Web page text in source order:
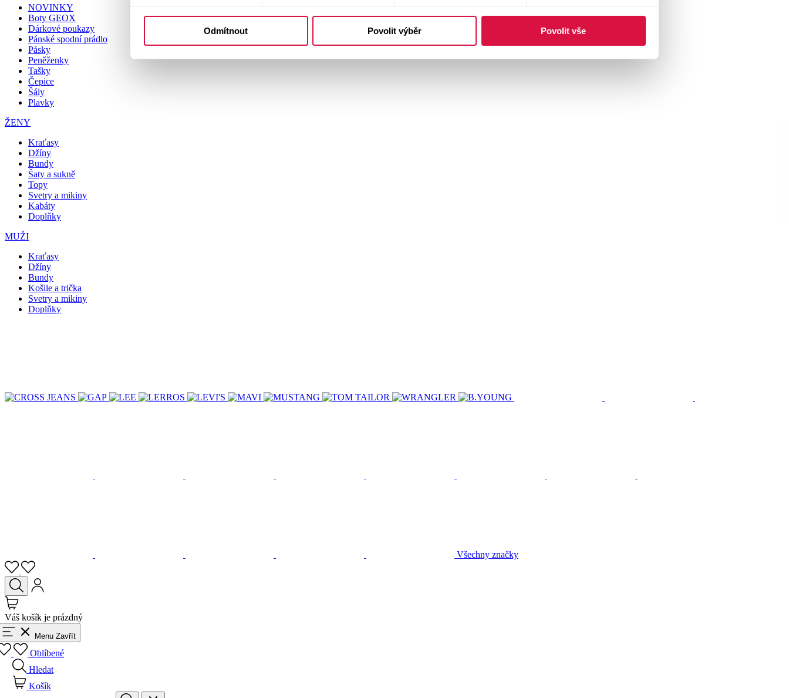
Odmítnout Povolit výběr Povolit vše
NOVINKY
Boty GEOX
Dárkové poukazy
Pánské spodní prádlo
Pásky
Peněženky
Tašky
Čepice
Šály
Plavky
ŽENY
Kraťasy
Džíny
Bundy
Šaty a sukně
Topy
Svetry a mikiny
Kabáty
Doplňky
MUŽI
Kraťasy
Džíny
Bundy
Košile a trička
Svetry a mikiny
Doplňky
Všechny značky
Váš košík je prázdný
Menu Zavřít
Oblíbené
Hledat
Košík